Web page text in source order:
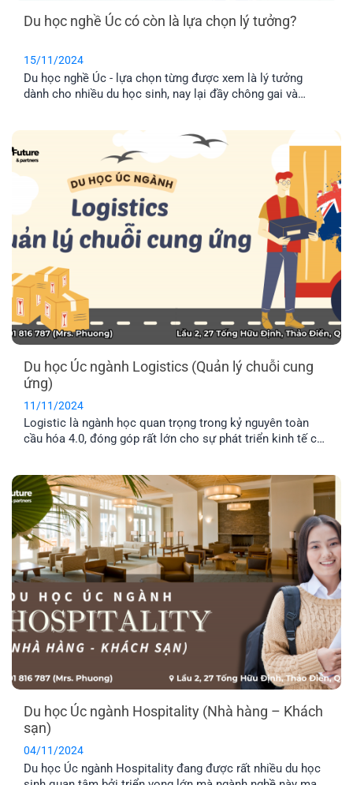
Du học nghề Úc có còn là lựa chọn lý tưởng?
15/11/2024
Du học nghề Úc - lựa chọn từng được xem là lý tưởng
dành cho nhiều du học sinh, nay lại đầy chông gai và
lượng người nhập cư vào Úc.
Du học Úc ngành Logistics (Quản lý chuỗi cung
ứng)
11/11/2024
Logistic là ngành học quan trọng trong kỷ nguyên toàn
cầu hóa 4.0, đóng góp rất lớn cho sự phát triển kinh tế của
phát triển tuyệt vời trong tương lai. Vậy triển vọng của
ngành Logistics là gì? Hãy cùng tìm hiểu nhé!
Du học Úc ngành Hospitality (Nhà hàng – Khách
sạn)
04/11/2024
Du học Úc ngành Hospitality đang được rất nhiều du học